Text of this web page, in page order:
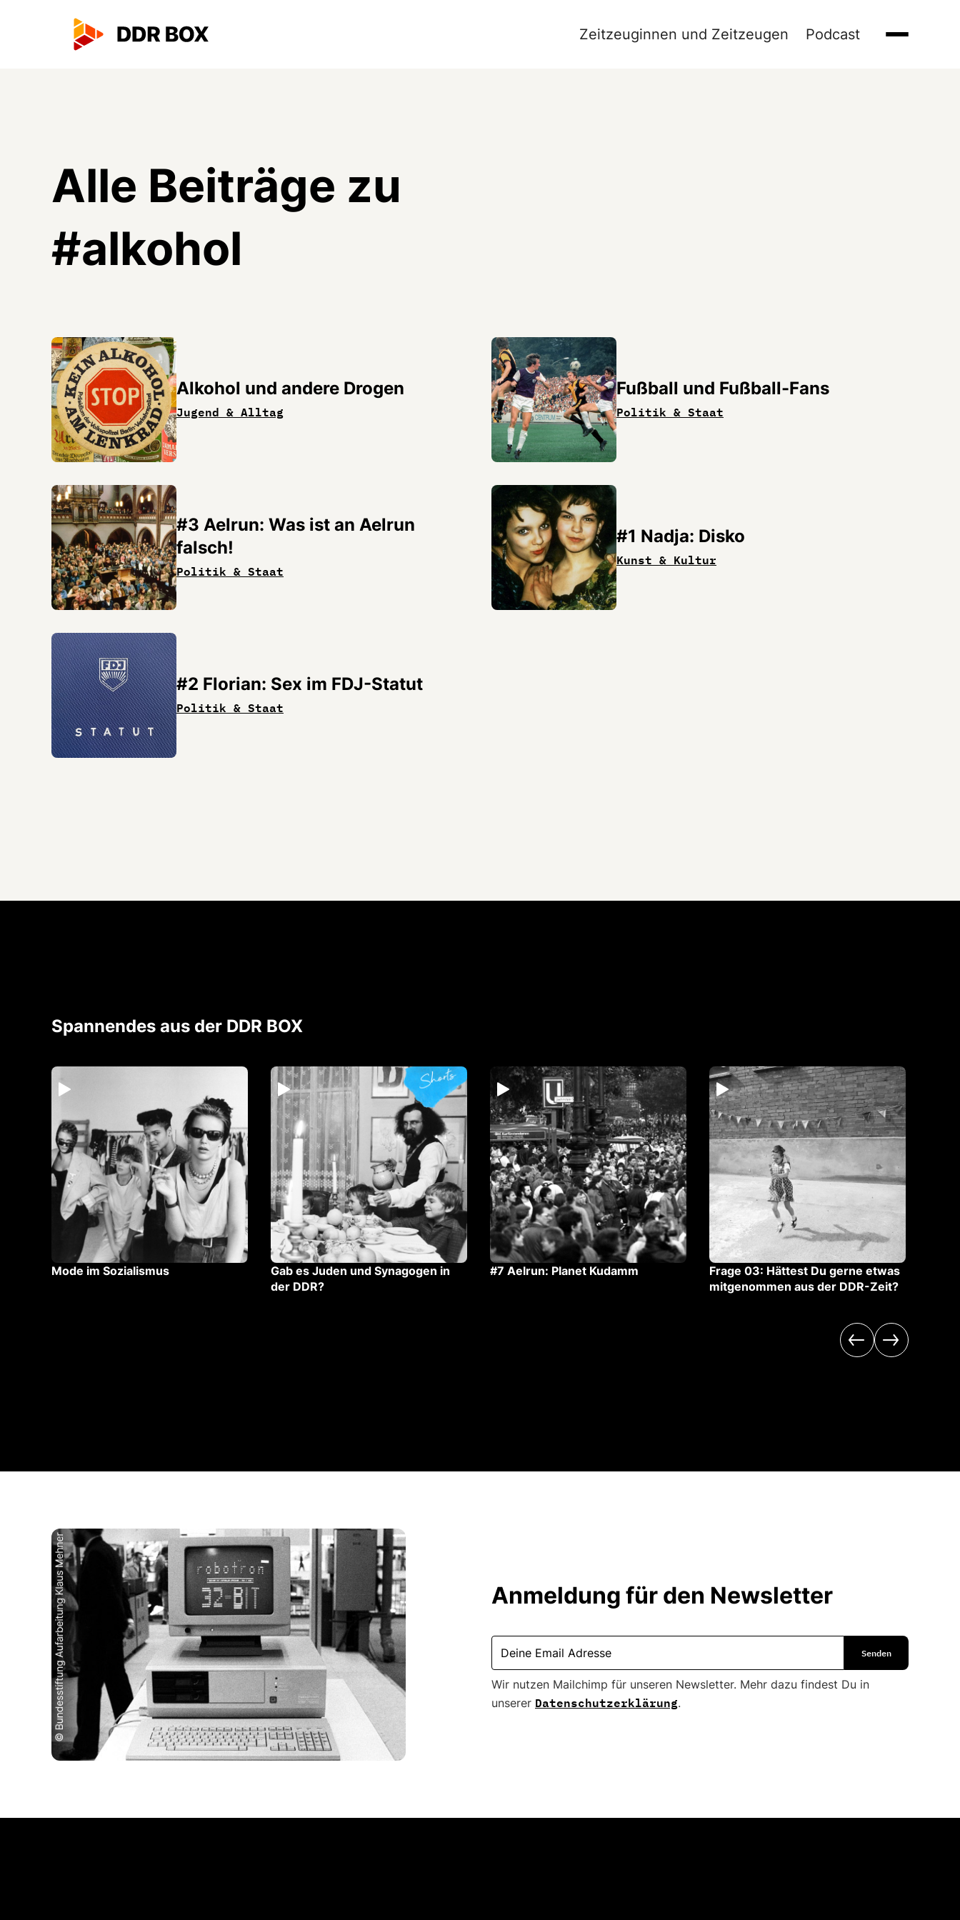
Zeitzeuginnen und Zeitzeugen Podcast
Alle Beiträge zu
#alkohol
Alkohol und andere Drogen
Jugend & Alltag
Fußball und Fußball-Fans
Politik & Staat
#3 Aelrun: Was ist an Aelrun
falsch!
Politik & Staat
#1 Nadja: Disko
Kunst & Kultur
#2 Florian: Sex im FDJ-Statut
Politik & Staat
Spannendes aus der DDR BOX
Mode im Sozialismus
Gab es Juden und Synagogen in
der DDR?
#7 Aelrun: Planet Kudamm
Frage 03: Hättest Du gerne etwas
mitgenommen aus der DDR-Zeit?
Anmeldung für den Newsletter
Wir nutzen Mailchimp für unseren Newsletter. Mehr dazu findest Du in
unserer Datenschutzerklärung.